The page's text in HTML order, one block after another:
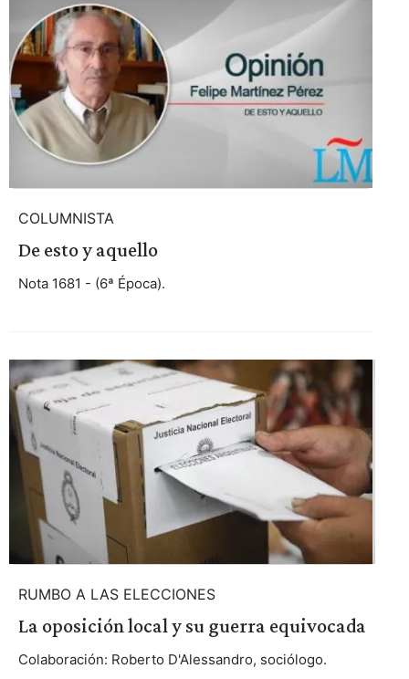
COLUMNISTA
De esto y aquello
Nota 1681 - (6ª Época).
RUMBO A LAS ELECCIONES
La oposición local y su guerra equivocada
Colaboración: Roberto D'Alessandro, sociólogo.